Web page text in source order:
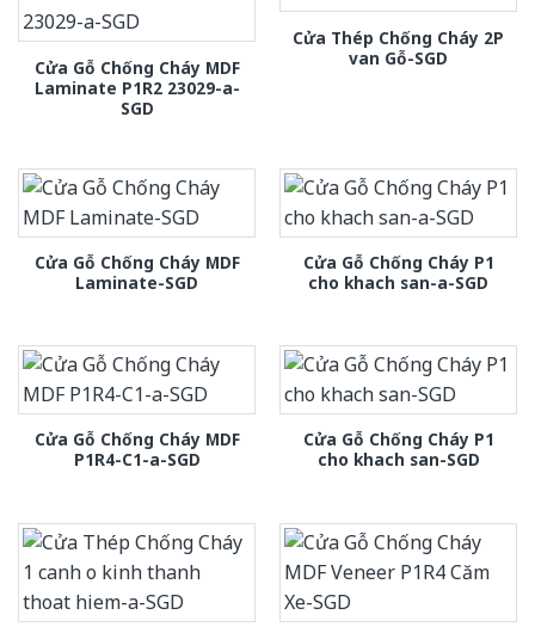
Cửa Gỗ Chống Cháy MDF
Laminate P1R2 23029-a-
SGD
Cửa Thép Chống Cháy 2P
van Gỗ-SGD
Cửa Gỗ Chống Cháy MDF
Laminate-SGD
Cửa Gỗ Chống Cháy P1
cho khach san-a-SGD
Cửa Gỗ Chống Cháy MDF
P1R4-C1-a-SGD
Cửa Gỗ Chống Cháy P1
cho khach san-SGD